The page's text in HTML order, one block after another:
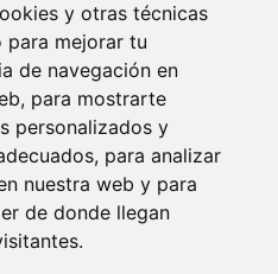
y otras técnicas
para mejorar tu
de navegación en
para mostrarte
personalizados y
para analizar
nuestra web y para
de donde llegan
preferences